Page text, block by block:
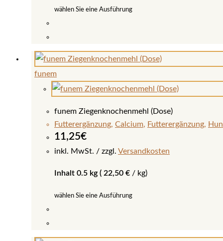
wählen Sie eine Ausführung
Produkt
weist
mehrere
Varianten
Die
Optionen
können
der
funem
funem Ziegenknochenmehl (Dose)
Futterergänzung, Calcium, Futterergänzung,
11,25€
inkl. MwSt. zzgl. Versandkosten
Inhalt 0.5 kg ( 22,50 € / kg)
wählen Sie eine Ausführung
Produkt